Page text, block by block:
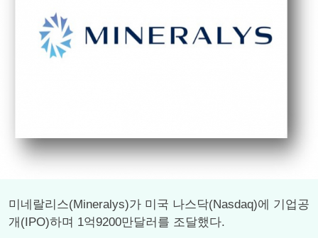
미네랄리스(Mineralys)가 미국 나스닥(Nasdaq)에 기업공
개(IPO)하며 1억9200만달러를 조달했다.